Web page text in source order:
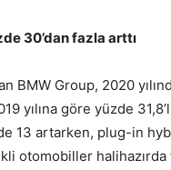
30’dan fazla arttı
BMW Group, 2020
yılına göre yüzde
13 artarken, plug-in
otomobiller halihazırda